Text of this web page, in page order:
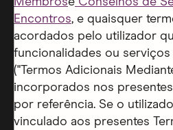
Encontros, e quaisquer
acordados pelo utilizador
funcionalidades ou
("Termos Adicionais
incorporados nos
por referência. Se o
vinculado aos presentes